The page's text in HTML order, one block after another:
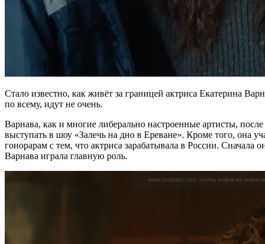
Стало известно, как живёт за границей актриса Екатерина
по всему, идут не очень.
Варнава, как и многие либерально настроенные артисты,
выступать в шоу «Залечь на дно в Ереване». Кроме того, она
гонорарам с тем, что актриса зарабатывала в России.
Варнава играла главную роль.